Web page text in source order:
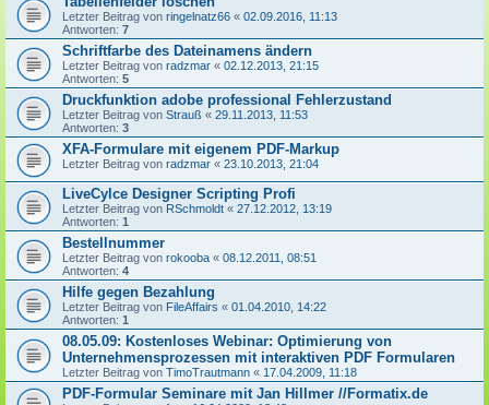
Letzter Beitrag von ringelnatz66 « 02.09.2016, 11:13
Antworten: 7
Schriftfarbe des Dateinamens ändern
Letzter Beitrag von radzmar « 02.12.2013, 21:15
Antworten: 5
Druckfunktion adobe professional Fehlerzustand
Letzter Beitrag von Strauß « 29.11.2013, 11:53
Antworten: 3
XFA-Formulare mit eigenem PDF-Markup
Letzter Beitrag von radzmar « 23.10.2013, 21:04
LiveCylce Designer Scripting Profi
Letzter Beitrag von RSchmoldt « 27.12.2012, 13:19
Antworten: 1
Bestellnummer
Letzter Beitrag von rokooba « 08.12.2011, 08:51
Antworten: 4
Hilfe gegen Bezahlung
Letzter Beitrag von FileAffairs « 01.04.2010, 14:22
Antworten: 1
08.05.09: Kostenloses Webinar: Optimierung von
Unternehmensprozessen mit interaktiven PDF Formularen
Letzter Beitrag von TimoTrautmann « 17.04.2009, 11:18
PDF-Formular Seminare mit Jan Hillmer //Formatix.de